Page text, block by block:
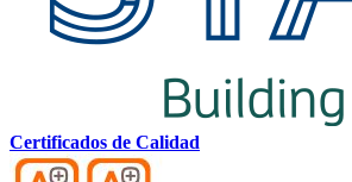
Certificados de Calidad